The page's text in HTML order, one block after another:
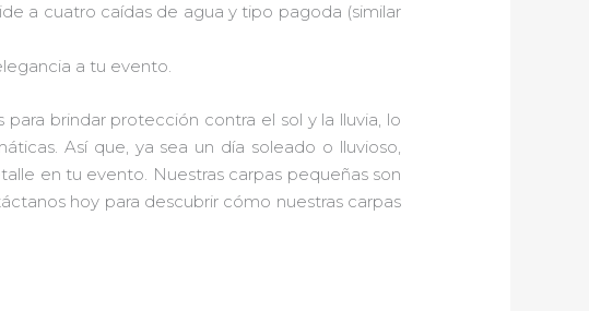
a cuatro caídas de agua y tipo pagoda (similar
a tu evento.
para brindar protección contra el sol y la lluvia, lo
Así que, ya sea un día soleado o lluvioso,
en tu evento. Nuestras carpas pequeñas son
hoy para descubrir cómo nuestras carpas